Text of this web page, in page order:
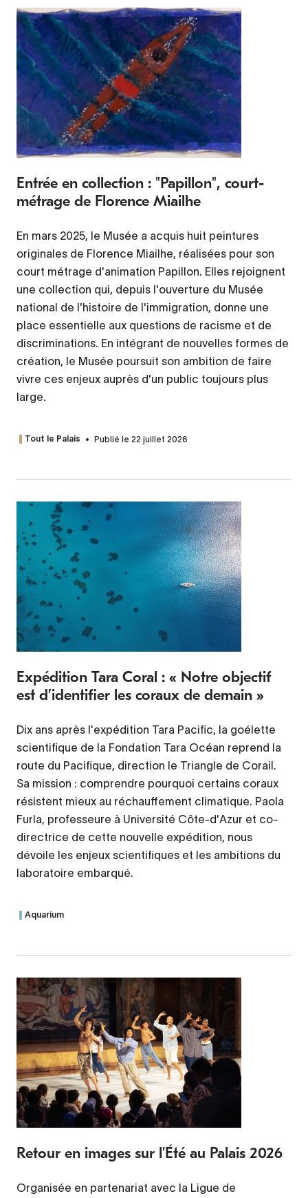
Entrée en collection : "Papillon", court-
métrage de Florence Miailhe
En mars 2025, le Musée a acquis huit peintures
originales de Florence Miailhe, réalisées pour son
court métrage d'animation Papillon. Elles rejoignent
une collection qui, depuis l'ouverture du Musée
national de l'histoire de l'immigration, donne une
place essentielle aux questions de racisme et de
discriminations. En intégrant de nouvelles formes de
création, le Musée poursuit son ambition de faire
vivre ces enjeux auprès d'un public toujours plus
large.
Tout le Palais Publié le 22 juillet 2026
Expédition Tara Coral : « Notre objectif
est d’identifier les coraux de demain »
Dix ans après l'expédition Tara Pacific, la goélette
scientifique de la Fondation Tara Océan reprend la
route du Pacifique, direction le Triangle de Corail.
Sa mission : comprendre pourquoi certains coraux
résistent mieux au réchauffement climatique. Paola
Furla, professeure à Université Côte-d'Azur et co-
directrice de cette nouvelle expédition, nous
dévoile les enjeux scientifiques et les ambitions du
laboratoire embarqué.
Aquarium
Retour en images sur l'Été au Palais 2026
Organisée en partenariat avec la Ligue de